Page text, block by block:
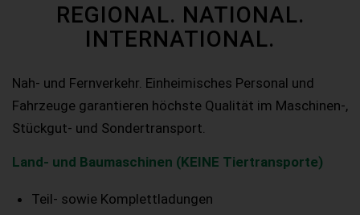
REGIONAL. NATIONAL.
INTERNATIONAL.
Nah- und Fernverkehr. Einheimisches Personal und
Fahrzeuge garantieren höchste Qualität im Maschinen-,
Stückgut- und Sondertransport.
Land- und Baumaschinen (KEINE Tiertransporte)
Teil- sowie Komplettladungen